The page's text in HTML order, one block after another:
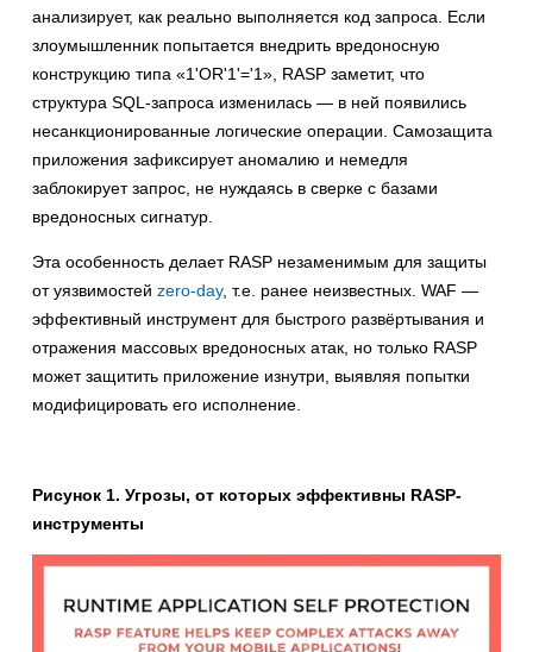
анализирует, как реально выполняется код запроса. Если
злоумышленник попытается внедрить вредоносную
конструкцию типа «1'OR'1'='1», RASP заметит, что
структура SQL-запроса изменилась — в ней появились
несанкционированные логические операции. Самозащита
приложения зафиксирует аномалию и немедля
заблокирует запрос, не нуждаясь в сверке с базами
вредоносных сигнатур.
Эта особенность делает RASP незаменимым для защиты
от уязвимостей zero-day, т.е. ранее неизвестных. WAF —
эффективный инструмент для быстрого развёртывания и
отражения массовых вредоносных атак, но только RASP
может защитить приложение изнутри, выявляя попытки
модифицировать его исполнение.
Рисунок 1. Угрозы, от которых эффективны RASP-
инструменты